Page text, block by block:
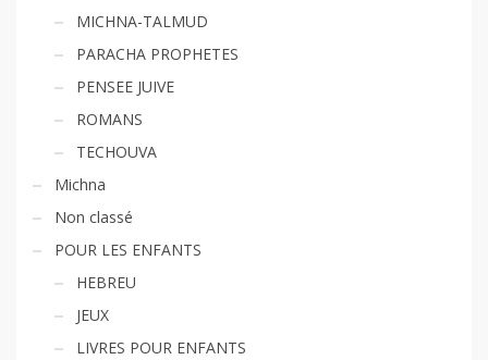
MICHNA-TALMUD
PARACHA PROPHETES
PENSEE JUIVE
ROMANS
TECHOUVA
Michna
Non classé
POUR LES ENFANTS
HEBREU
JEUX
LIVRES POUR ENFANTS